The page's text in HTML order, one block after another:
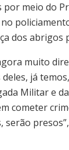
por meio do
dos abrigos
muito
já
Militar e da
cometer
serão